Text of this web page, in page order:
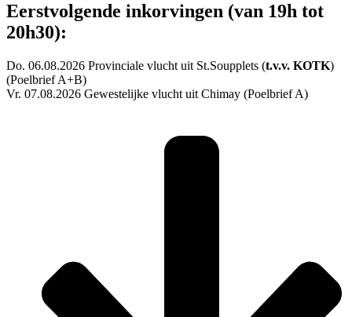
Eerstvolgende inkorvingen (van 19h tot
20h30):
Do. 06.08.2026 Provinciale vlucht uit St.Soupplets (t.v.v. KOTK)
(Poelbrief A+B)
Vr. 07.08.2026 Gewestelijke vlucht uit Chimay (Poelbrief A)